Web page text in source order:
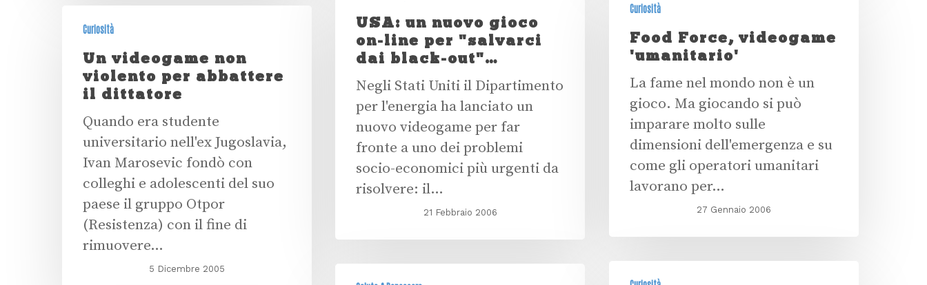
USA: un nuovo gioco
on-line per "salvarci
dai black-out"…
Negli Stati Uniti il Dipartimento
per l'energia ha lanciato un
nuovo videogame per far
fronte a uno dei problemi
socio-economici più urgenti da
risolvere: il…
21 Febbraio 2006
Curiosità
Food Force, videogame
'umanitario'
La fame nel mondo non è un
gioco. Ma giocando si può
imparare molto sulle
dimensioni dell'emergenza e su
come gli operatori umanitari
lavorano per…
27 Gennaio 2006
Curiosità
Un videogame non
violento per abbattere
il dittatore
Quando era studente
universitario nell'ex Jugoslavia,
Ivan Marosevic fondò con
colleghi e adolescenti del suo
paese il gruppo Otpor
(Resistenza) con il fine di
rimuovere…
5 Dicembre 2005